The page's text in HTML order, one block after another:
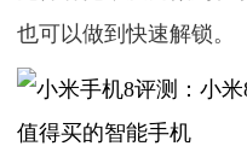
也可以做到快速解锁。